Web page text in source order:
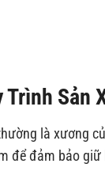
Trình Sản
là xương
để đảm bảo